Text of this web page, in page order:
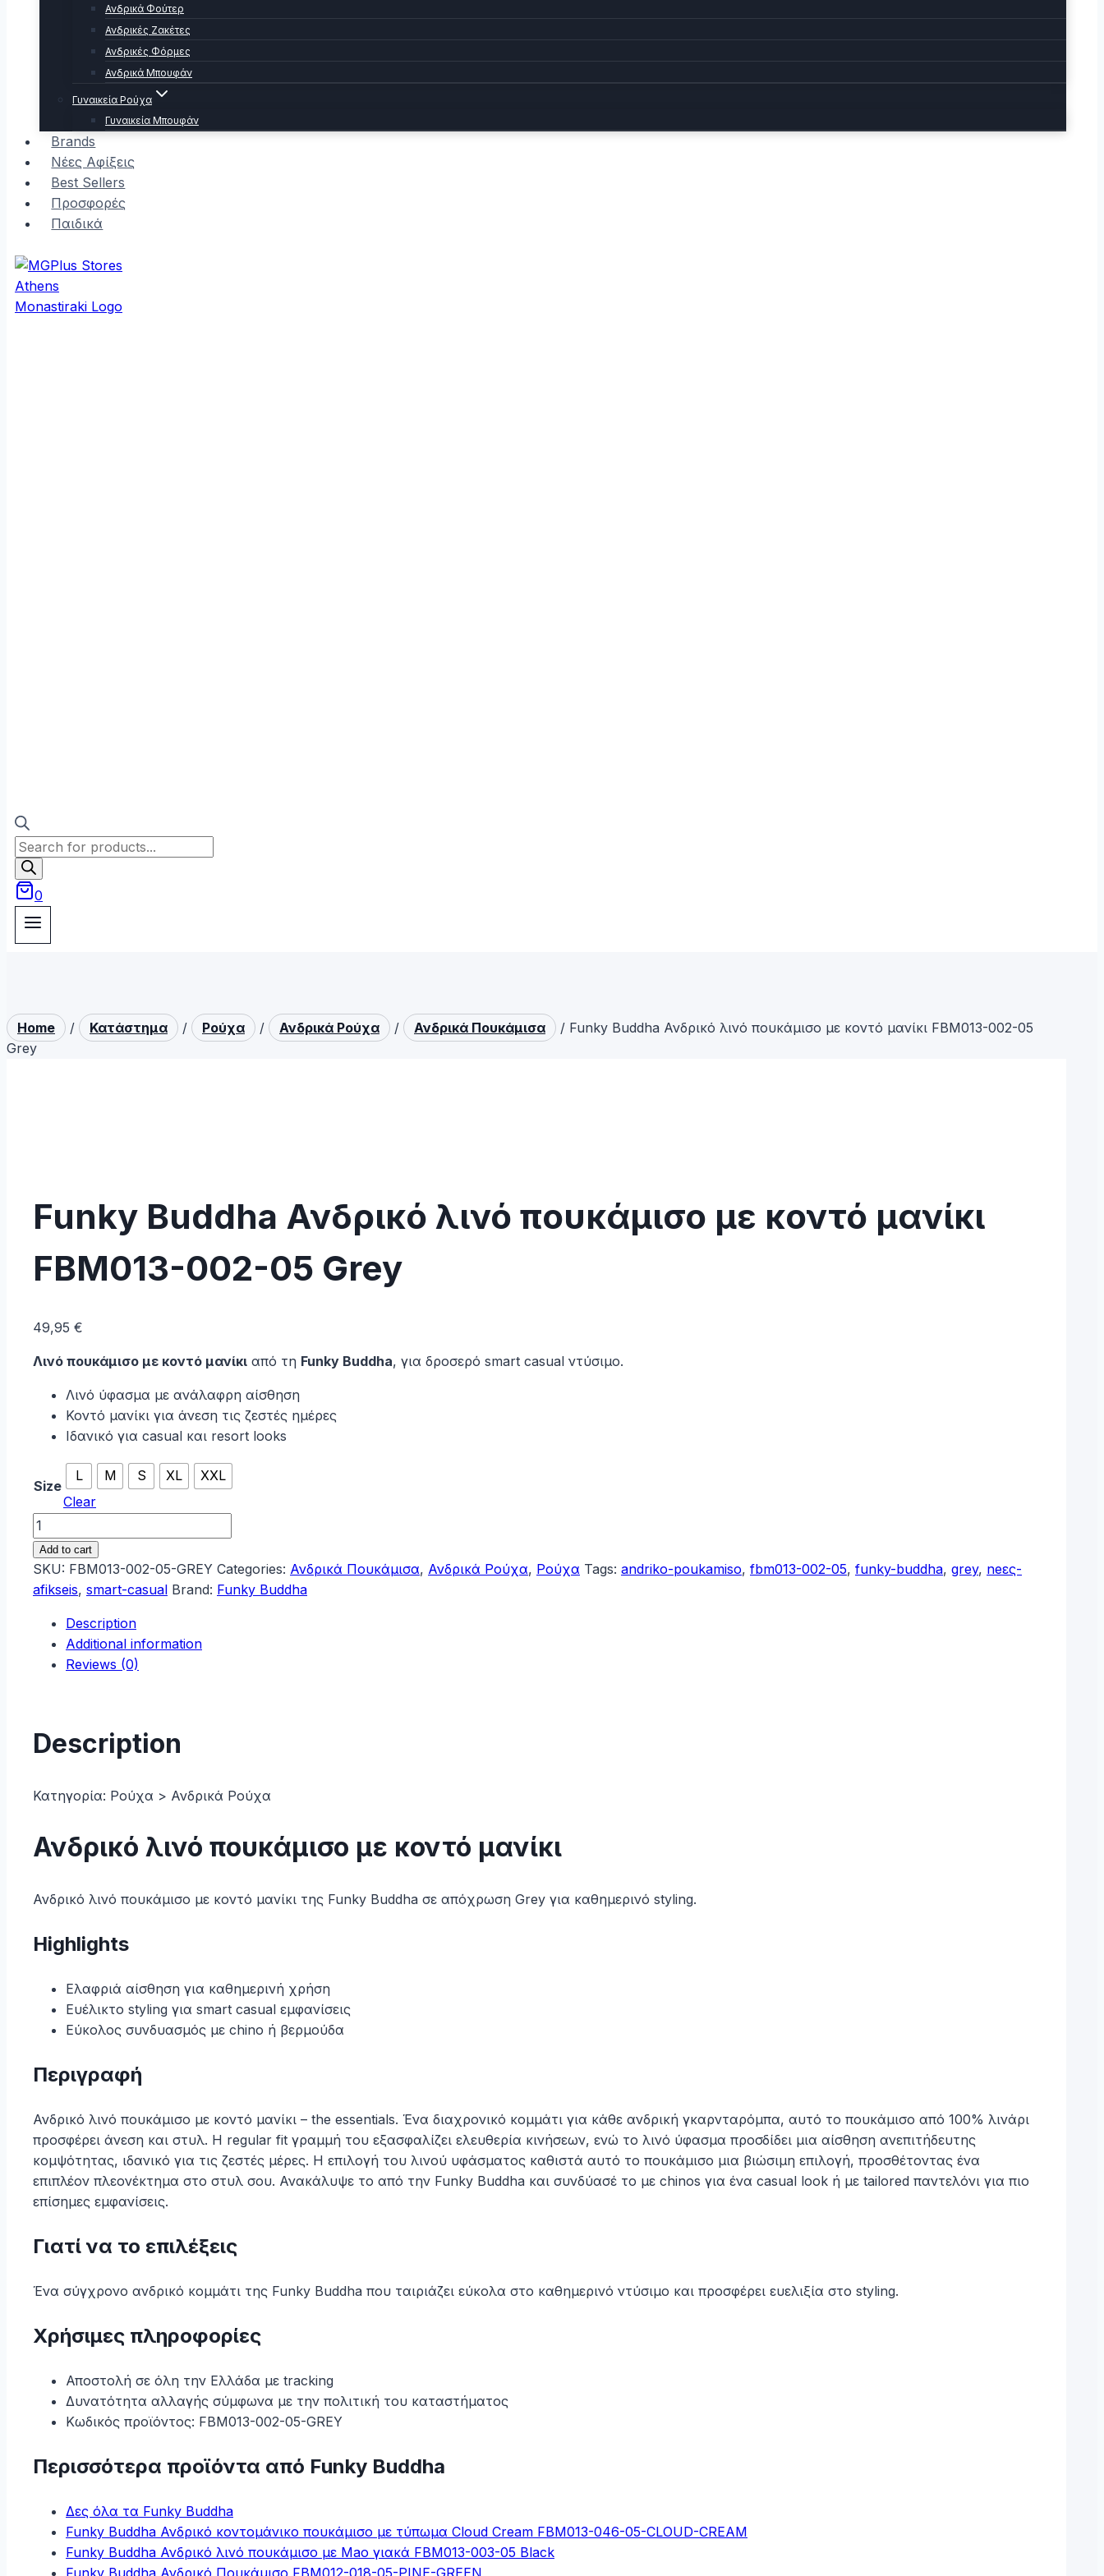
Ανδρικά Φούτερ
Ανδρικές Ζακέτες
Ανδρικές Φόρμες
Ανδρικά Μπουφάν
Γυναικεία Ρούχα
Γυναικεία Μπουφάν
Brands
Νέες Αφίξεις
Best Sellers
Προσφορές
Παιδικά
Products
search
0
Home / Κατάστημα / Ρούχα / Ανδρικά Ρούχα / Ανδρικά Πουκάμισα / Funky Buddha Ανδρικό λινό πουκάμισο με κοντό μανίκι FBM013-002-05
Grey
Funky Buddha Ανδρικό λινό πουκάμισο με κοντό μανίκι
FBM013-002-05 Grey
49,95 €
Λινό πουκάμισο με κοντό μανίκι από τη Funky Buddha, για δροσερό smart casual ντύσιμο.
Λινό ύφασμα με ανάλαφρη αίσθηση
Κοντό μανίκι για άνεση τις ζεστές ημέρες
Ιδανικό για casual και resort looks
Size
L M S XL
XXL
Clear
Funky
Buddha
Ανδρικό
λινό
κοντό
μανίκι
Grey
Add to cart
SKU: FBM013-002-05-GREY Categories: Ανδρικά Πουκάμισα, Ανδρικά Ρούχα, Ρούχα Tags: andriko-poukamiso, fbm013-002-05, funky-buddha, grey, neες-
afikseis, smart-casual Brand: Funky Buddha
Description
Additional information
Reviews (0)
Description
Κατηγορία: Ρούχα > Ανδρικά Ρούχα
Ανδρικό λινό πουκάμισο με κοντό μανίκι
Ανδρικό λινό πουκάμισο με κοντό μανίκι της Funky Buddha σε απόχρωση Grey για καθημερινό styling.
Highlights
Ελαφριά αίσθηση για καθημερινή χρήση
Ευέλικτο styling για smart casual εμφανίσεις
Εύκολος συνδυασμός με chino ή βερμούδα
Περιγραφή
Ανδρικό λινό πουκάμισο με κοντό μανίκι – the essentials. Ένα διαχρονικό κομμάτι για κάθε ανδρική γκαρνταρόμπα, αυτό το πουκάμισο από 100% λινάρι
προσφέρει άνεση και στυλ. Η regular fit γραμμή του εξασφαλίζει ελευθερία κινήσεων, ενώ το λινό ύφασμα προσδίδει μια αίσθηση ανεπιτήδευτης
κομψότητας, ιδανικό για τις ζεστές μέρες. Η επιλογή του λινού υφάσματος καθιστά αυτό το πουκάμισο μια βιώσιμη επιλογή, προσθέτοντας ένα
επιπλέον πλεονέκτημα στο στυλ σου. Ανακάλυψε το από την Funky Buddha και συνδύασέ το με chinos για ένα casual look ή με tailored παντελόνι για πιο
επίσημες εμφανίσεις.
Γιατί να το επιλέξεις
Ένα σύγχρονο ανδρικό κομμάτι της Funky Buddha που ταιριάζει εύκολα στο καθημερινό ντύσιμο και προσφέρει ευελιξία στο styling.
Χρήσιμες πληροφορίες
Αποστολή σε όλη την Ελλάδα με tracking
Δυνατότητα αλλαγής σύμφωνα με την πολιτική του καταστήματος
Κωδικός προϊόντος: FBM013-002-05-GREY
Περισσότερα προϊόντα από Funky Buddha
Δες όλα τα Funky Buddha
Funky Buddha Ανδρικό κοντομάνικο πουκάμισο με τύπωμα Cloud Cream FBM013-046-05-CLOUD-CREAM
Funky Buddha Ανδρικό λινό πουκάμισο με Mao γιακά FBM013-003-05 Black
Funky Buddha Ανδρικό Πουκάμισο FBM012-018-05-PINE-GREEN